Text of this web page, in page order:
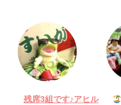
残席3組です♪アヒル